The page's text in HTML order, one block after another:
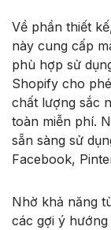
Về phần thiết
này cung cấp
phù hợp sử
Shopify cho
chất lượng sắc
toàn miễn phí.
sẵn sàng sử
Facebook,
Nhờ khả năng
các gợi ý